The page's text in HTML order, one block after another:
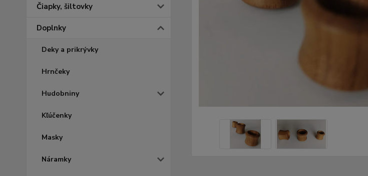
Čiapky, šiltovky
Doplnky
Deky a prikrývky
Hrnčeky
Hudobniny
Kľúčenky
Masky
Náramky